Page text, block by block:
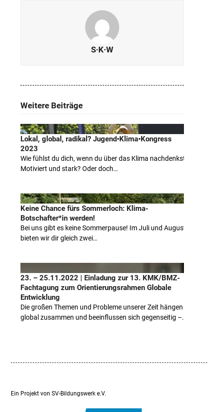
S·K·W
Weitere Beiträge
Lokal, global, radikal? Jugend•Klima•Kongress
2023
Wie fühlst du dich, wenn du über das Klima nachdenkst?
Motiviert und stark? Oder doch…
Keine Chance fürs Sommerloch: Klima-
Botschafter*in werden!
Bei uns gibt es keine Sommerpause! Im Juli und August
bieten wir dir gleich zwei…
23. – 25.11.2022 | Einladung zur 13. KMK/BMZ-
Fachtagung zum Orientierungsrahmen Globale
Entwicklung
Die großen Themen und Probleme unserer Zeit hängen
global zusammen und beeinflussen sich gegenseitig –…
Ein Projekt von SV-Bildungswerk e.V.